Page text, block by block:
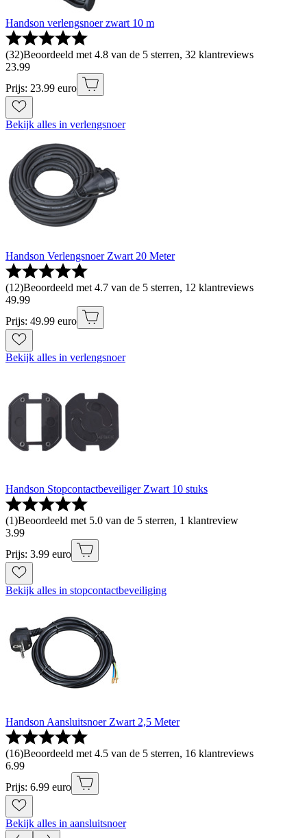
Handson verlengsnoer zwart 10 m
(32)Beoordeeld met 4.8 van de 5 sterren, 32 klantreviews
23.99
Prijs: 23.99 euro
Bekijk alles in verlengsnoer
Handson Verlengsnoer Zwart 20 Meter
(12)Beoordeeld met 4.7 van de 5 sterren, 12 klantreviews
49.99
Prijs: 49.99 euro
Bekijk alles in verlengsnoer
Handson Stopcontactbeveiliger Zwart 10 stuks
(1)Beoordeeld met 5.0 van de 5 sterren, 1 klantreview
3.99
Prijs: 3.99 euro
Bekijk alles in stopcontactbeveiliging
Handson Aansluitsnoer Zwart 2,5 Meter
(16)Beoordeeld met 4.5 van de 5 sterren, 16 klantreviews
6.99
Prijs: 6.99 euro
Bekijk alles in aansluitsnoer